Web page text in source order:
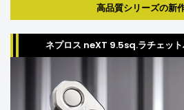
高品質シリーズの新
ネプロス neXT 9.5sq.ラチェッ